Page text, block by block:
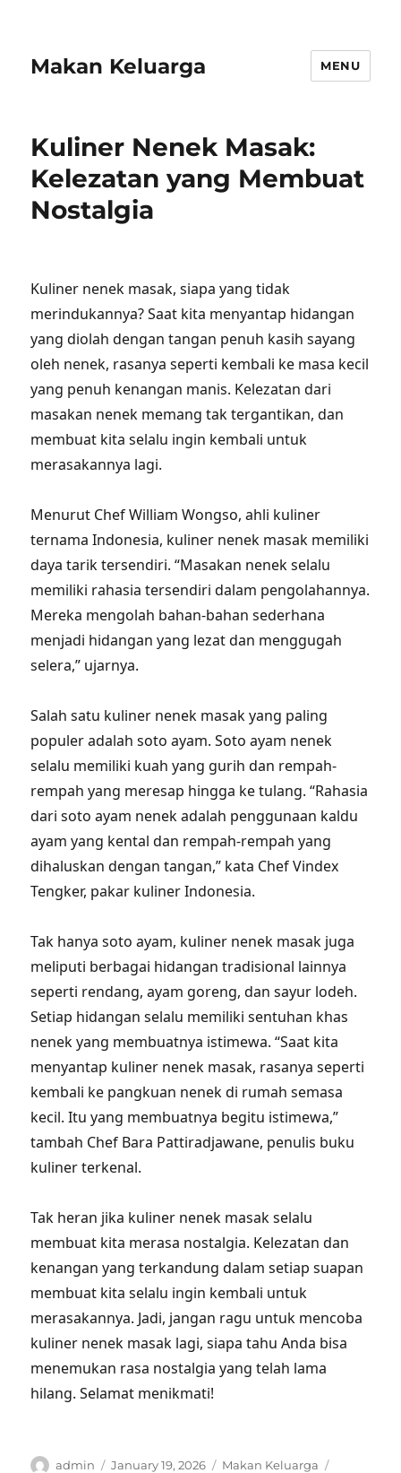
Makan Keluarga MENU
Kuliner Nenek Masak:
Kelezatan yang Membuat
Nostalgia
Kuliner nenek masak, siapa yang tidak
merindukannya? Saat kita menyantap hidangan
yang diolah dengan tangan penuh kasih sayang
oleh nenek, rasanya seperti kembali ke masa kecil
yang penuh kenangan manis. Kelezatan dari
masakan nenek memang tak tergantikan, dan
membuat kita selalu ingin kembali untuk
merasakannya lagi.
Menurut Chef William Wongso, ahli kuliner
ternama Indonesia, kuliner nenek masak memiliki
daya tarik tersendiri. “Masakan nenek selalu
memiliki rahasia tersendiri dalam pengolahannya.
Mereka mengolah bahan-bahan sederhana
menjadi hidangan yang lezat dan menggugah
selera,” ujarnya.
Salah satu kuliner nenek masak yang paling
populer adalah soto ayam. Soto ayam nenek
selalu memiliki kuah yang gurih dan rempah-
rempah yang meresap hingga ke tulang. “Rahasia
dari soto ayam nenek adalah penggunaan kaldu
ayam yang kental dan rempah-rempah yang
dihaluskan dengan tangan,” kata Chef Vindex
Tengker, pakar kuliner Indonesia.
Tak hanya soto ayam, kuliner nenek masak juga
meliputi berbagai hidangan tradisional lainnya
seperti rendang, ayam goreng, dan sayur lodeh.
Setiap hidangan selalu memiliki sentuhan khas
nenek yang membuatnya istimewa. “Saat kita
menyantap kuliner nenek masak, rasanya seperti
kembali ke pangkuan nenek di rumah semasa
kecil. Itu yang membuatnya begitu istimewa,”
tambah Chef Bara Pattiradjawane, penulis buku
kuliner terkenal.
Tak heran jika kuliner nenek masak selalu
membuat kita merasa nostalgia. Kelezatan dan
kenangan yang terkandung dalam setiap suapan
membuat kita selalu ingin kembali untuk
merasakannya. Jadi, jangan ragu untuk mencoba
kuliner nenek masak lagi, siapa tahu Anda bisa
menemukan rasa nostalgia yang telah lama
hilang. Selamat menikmati!
Author
admin
Posted
January 19, 2026 Categories
Makan Keluarga